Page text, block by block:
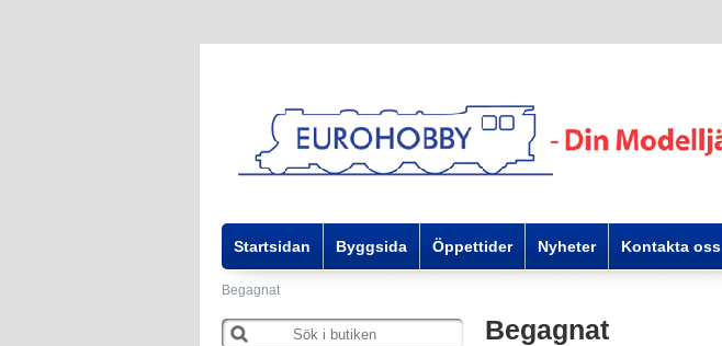
Startsidan Byggsida Öppettider Nyheter Kontakta oss
Begagnat
Begagnat